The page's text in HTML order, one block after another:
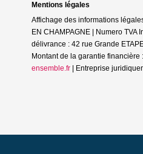
Mentions légales
Affichage des informations
EN CHAMPAGNE | Numero
délivrance : 42 rue Grande
Montant de la garantie financière
ensemble.fr
Entreprise